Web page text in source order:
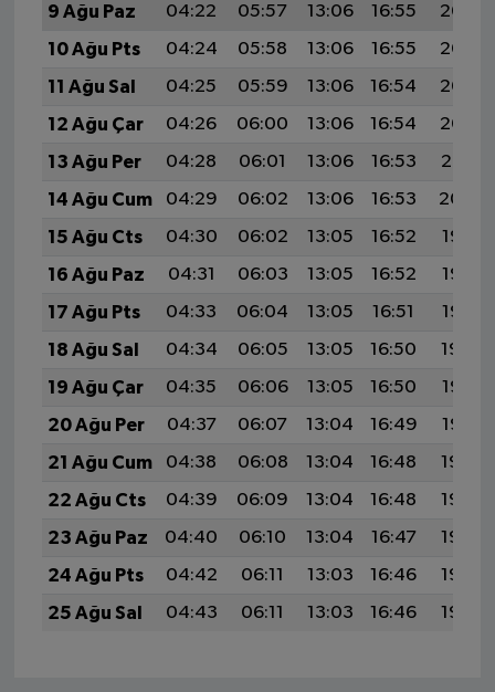
9 Ağu Paz
04:22 05:57 13:06 16:55
20:06
10 Ağu Pts
04:24 05:58 13:06 16:55
20:05
11 Ağu Sal
04:25 05:59 13:06 16:54
20:03
12 Ağu Çar
04:26 06:00 13:06 16:54
20:02
13 Ağu Per
04:28 06:01 13:06 16:53
20:01
14 Ağu Cum
04:29 06:02 13:06 16:53
20:00
15 Ağu Cts
04:30 06:02 13:05 16:52
19:58
16 Ağu Paz
04:31 06:03 13:05 16:52
19:57
17 Ağu Pts
04:33 06:04 13:05 16:51
19:56
18 Ağu Sal
04:34 06:05 13:05 16:50
19:54
19 Ağu Çar
04:35 06:06 13:05 16:50
19:53
20 Ağu Per
04:37 06:07 13:04 16:49
19:52
21 Ağu Cum
04:38 06:08 13:04 16:48
19:50
22 Ağu Cts
04:39 06:09 13:04 16:48
19:49
23 Ağu Paz
04:40 06:10 13:04 16:47
19:48
24 Ağu Pts
04:42 06:11 13:03 16:46
19:46
25 Ağu Sal
04:43 06:11 13:03 16:46 19:45